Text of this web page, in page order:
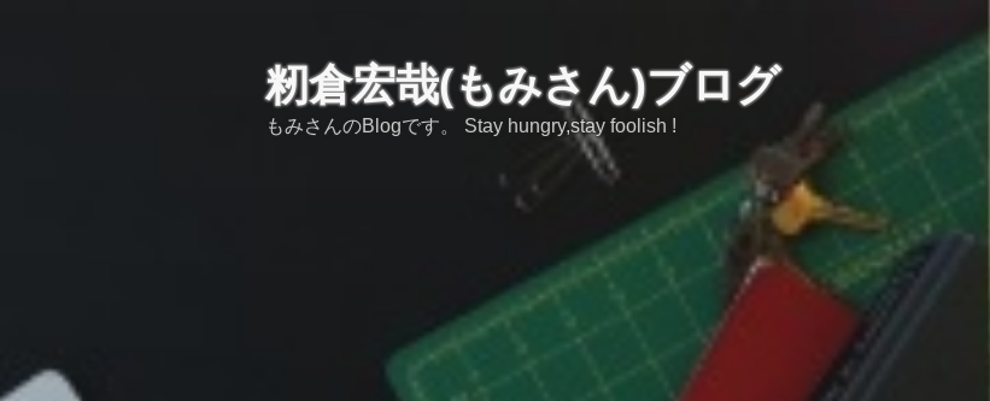
籾倉宏哉(もみさん)ブログ
もみさんのBlogです。 Stay hungry,stay foolish !